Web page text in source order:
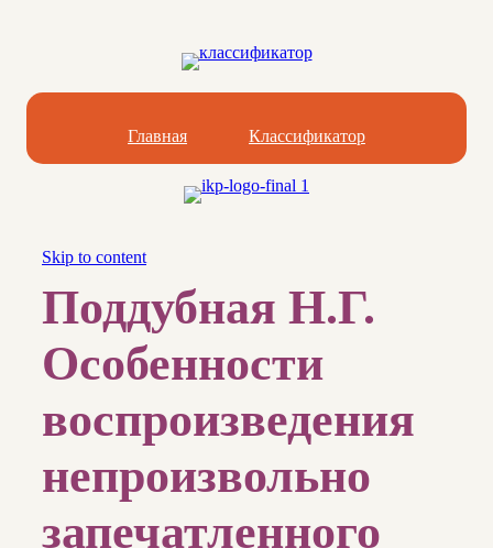
Главная Классификатор
Skip to content
Поддубная Н.Г.
Особенности
воспроизведения
непроизвольно
запечатленного